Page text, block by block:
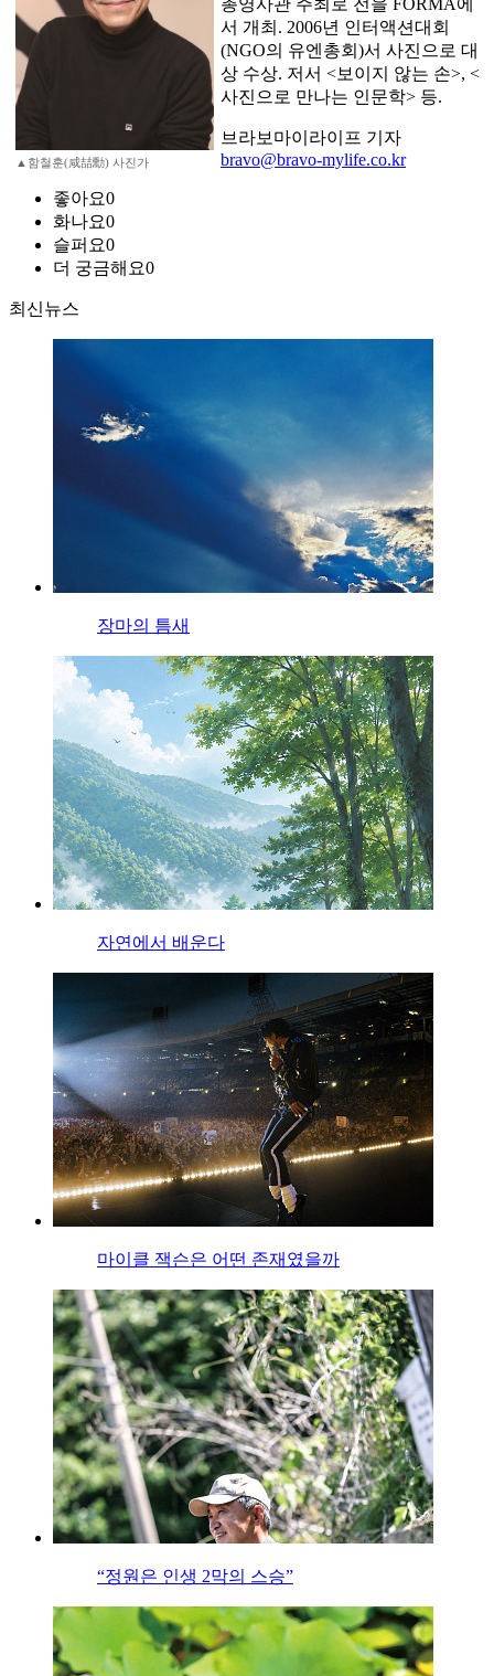
▲함철훈(咸喆勳) 사진가
총영사관 주최로 전을 FORMA에
서 개최. 2006년 인터액션대회
(NGO의 유엔총회)서 사진으로 대
상 수상. 저서 <보이지 않는 손>, <
사진으로 만나는 인문학> 등.
브라보마이라이프 기자
bravo@bravo-mylife.co.kr
좋아요0
화나요0
슬퍼요0
더 궁금해요0
최신뉴스
장마의 틈새
자연에서 배운다
마이클 잭슨은 어떤 존재였을까
“정원은 인생 2막의 스승”